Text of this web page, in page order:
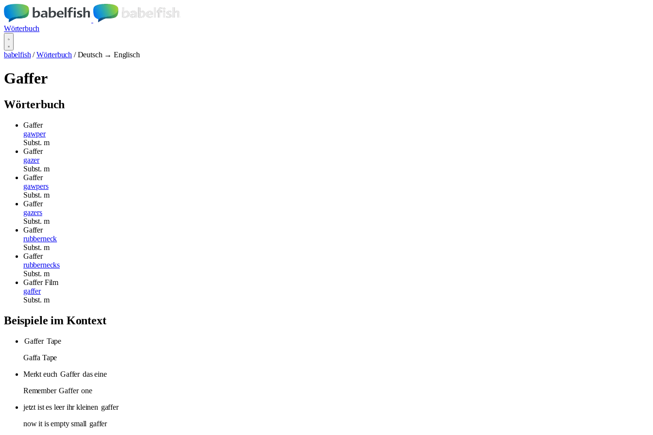
Wörterbuch
babelfish / Wörterbuch / Deutsch → Englisch
Gaffer
Wörterbuch
Gaffer
gawper
Subst. m
Gaffer
gazer
Subst. m
Gaffer
gawpers
Subst. m
Gaffer
gazers
Subst. m
Gaffer
rubberneck
Subst. m
Gaffer
rubbernecks
Subst. m
Gaffer Film
gaffer
Subst. m
Beispiele im Kontext
Gaffer Tape
Gaffa Tape
Merkt euch Gaffer das eine
Remember Gaffer one
jetzt ist es leer ihr kleinen gaffer
now it is empty small gaffer